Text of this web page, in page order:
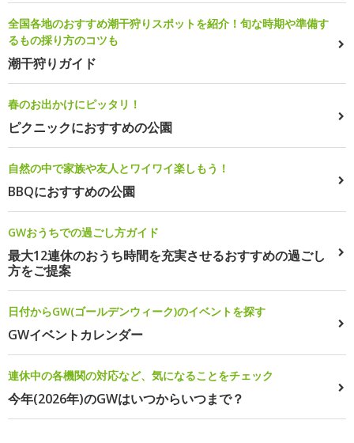
全国各地のおすすめ潮干狩りスポットを紹介！旬な時期や準備す
るもの採り方のコツも
潮干狩りガイド
春のお出かけにピッタリ！
ピクニックにおすすめの公園
自然の中で家族や友人とワイワイ楽しもう！
BBQにおすすめの公園
GWおうちでの過ごし方ガイド
最大12連休のおうち時間を充実させるおすすめの過ごし
方をご提案
日付からGW(ゴールデンウィーク)のイベントを探す
GWイベントカレンダー
連休中の各機関の対応など、気になることをチェック
今年(2026年)のGWはいつからいつまで？